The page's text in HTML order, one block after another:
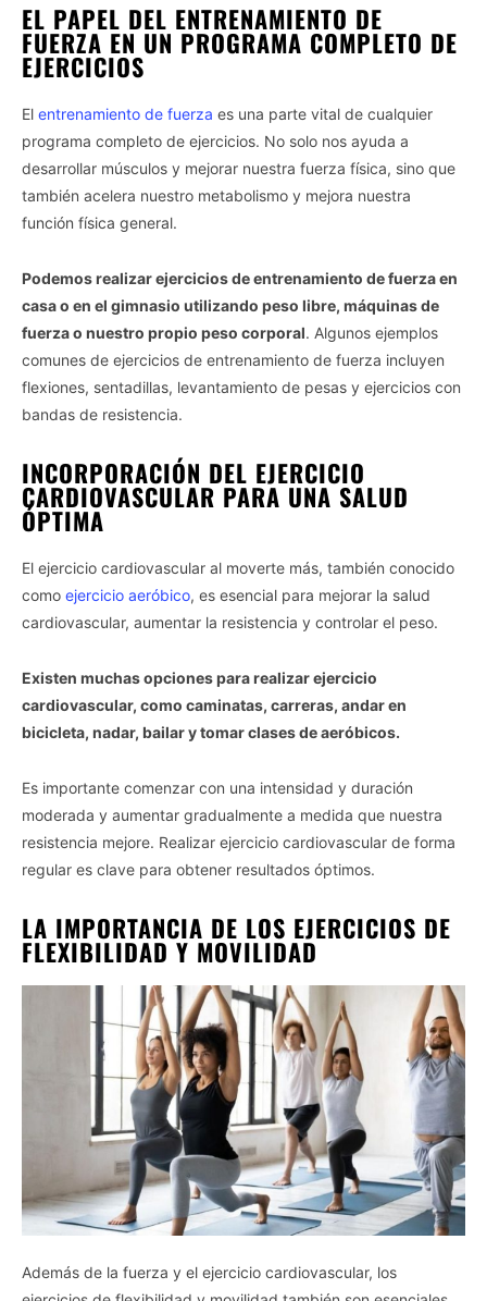
EL PAPEL DEL ENTRENAMIENTO DE
FUERZA EN UN PROGRAMA COMPLETO DE
EJERCICIOS
El entrenamiento de fuerza es una parte vital de cualquier
programa completo de ejercicios. No solo nos ayuda a
desarrollar músculos y mejorar nuestra fuerza física, sino que
también acelera nuestro metabolismo y mejora nuestra
función física general.
Podemos realizar ejercicios de entrenamiento de fuerza en
casa o en el gimnasio utilizando peso libre, máquinas de
fuerza o nuestro propio peso corporal. Algunos ejemplos
comunes de ejercicios de entrenamiento de fuerza incluyen
flexiones, sentadillas, levantamiento de pesas y ejercicios con
bandas de resistencia.
INCORPORACIÓN DEL EJERCICIO
CARDIOVASCULAR PARA UNA SALUD
ÓPTIMA
El ejercicio cardiovascular al moverte más, también conocido
como ejercicio aeróbico, es esencial para mejorar la salud
cardiovascular, aumentar la resistencia y controlar el peso.
Existen muchas opciones para realizar ejercicio
cardiovascular, como caminatas, carreras, andar en
bicicleta, nadar, bailar y tomar clases de aeróbicos.
Es importante comenzar con una intensidad y duración
moderada y aumentar gradualmente a medida que nuestra
resistencia mejore. Realizar ejercicio cardiovascular de forma
regular es clave para obtener resultados óptimos.
LA IMPORTANCIA DE LOS EJERCICIOS DE
FLEXIBILIDAD Y MOVILIDAD
Además de la fuerza y el ejercicio cardiovascular, los